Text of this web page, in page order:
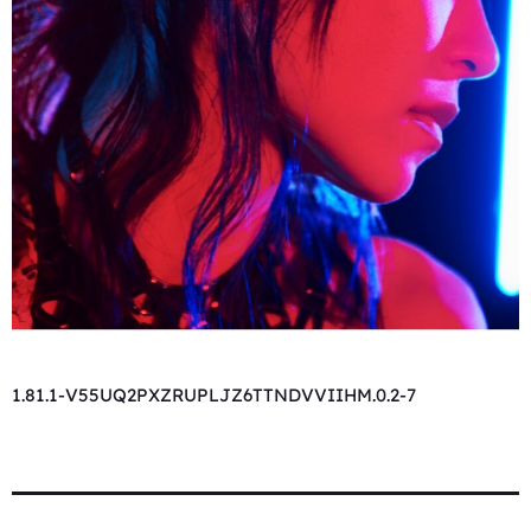
1.81.1-V55UQ2PXZRUPLJZ6TTNDVVIIHM.0.2-7